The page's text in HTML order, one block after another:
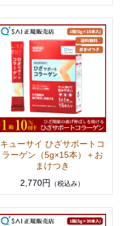
キューサイ ひざサポートコ
ラーゲン（5g×15本）＋お
まけつき
2,770円
（税込み）